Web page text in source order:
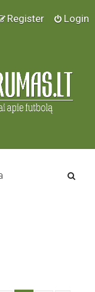
Login
Register